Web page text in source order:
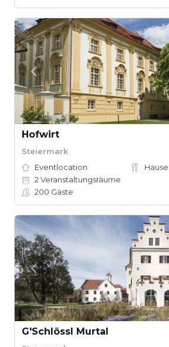
Hofwirt
Steiermark
Eventlocation
2 Veranstaltungsräume
200 Gäste
G'Schlössl Murtal